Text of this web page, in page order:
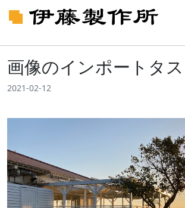
画像のインポートタ
2021-02-12